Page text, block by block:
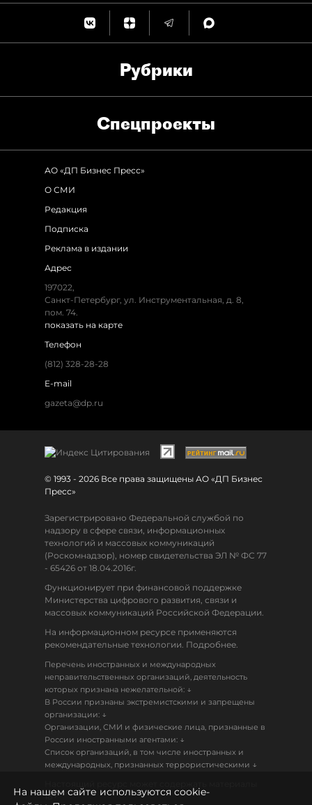
Рубрики
Спец­проекты
АО «ДП Бизнес Пресс»
О СМИ
Редакция
Подписка
Реклама в издании
Адрес
197022,
Санкт-Петербург, ул. Инструментальная, д. 8,
пом. 74.
показать на карте
Телефон
(812) 328-28-28
E-mail
gazeta@dp.ru
© 1993 - 2026 Все права защищены АО «ДП Бизнес
Пресс»
Зарегистрировано Федеральной службой по
надзору в сфере связи, информационных
технологий и массовых коммуникаций
(Роскомнадзор), номер свидетельства ЭЛ № ФС 77
- 65426 от 18.04.2016г.
Функционирует при финансовой поддержке
Министерства цифрового развития, связи и
массовых коммуникаций Российской Федерации.
На информационном ресурсе применяются
рекомендательные технологии. Подробнее.
Перечень иностранных и международных
неправительственных организаций, деятельность
которых признана нежелательной: ↓
В России признаны экстремистскими и запрещены
организации: ↓
Организации, СМИ и физические лица, признанные в
России иностранными агентами: ↓
Список организаций, в том числе иностранных и
международных, признанных террористическими ↓
18+
На нашем сайте используются cookie-